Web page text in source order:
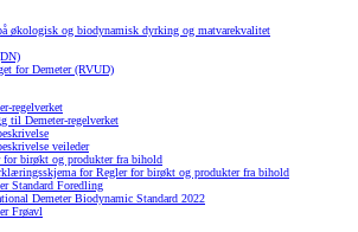
økologisk og biodynamisk dyrking og matvarekvalitet
for Demeter (RVUD)
regelverket
til Demeter-regelverket
veileder
for birøkt og produkter fra bihold
for Regler for birøkt og produkter fra bihold
Standard Foredling
Demeter Biodynamic Standard 2022
Frøavl